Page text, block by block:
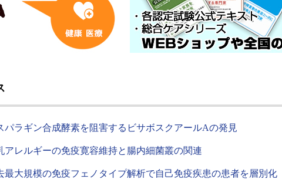
パラギン合成酵素を阻害するビサボスクアールAの発見
アレルギーの免疫寛容維持と腸内細菌叢の関連
最大規模の免疫フェノタイプ解析で自己免疫疾患の患者を層別化